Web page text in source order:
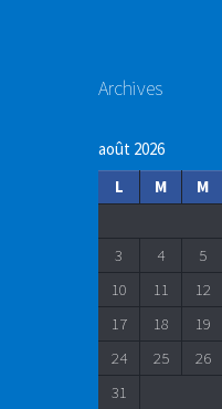
Archives
août 2026
L
M M
3
4 5
10
11 12
17
18 19
24
25 26
31